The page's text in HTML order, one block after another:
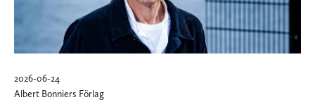
2026-06-24
Albert Bonniers Förlag